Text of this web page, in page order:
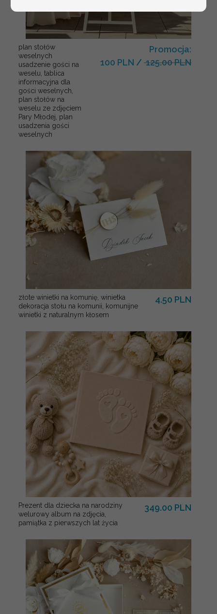
plan stołów
weselnych
usadzenie gości na
weselu, tablica
informacyjna dla
gości weselnych,
plan stołów na
weselu ze zdjęciem
Pary Młodej, plan
usadzenia gości
weselnych
Promocja:
100 PLN / 125.00 PLN
złote winietki na komunię, winietka
dekoracja stołu na komunii, komunijne
winietki z naturalnym kłosem
4.50 PLN
Prezent dla dziecka na narodziny
welurowy album na zdjęcia,
pamiątka z pierwszych lat życia
349.00 PLN